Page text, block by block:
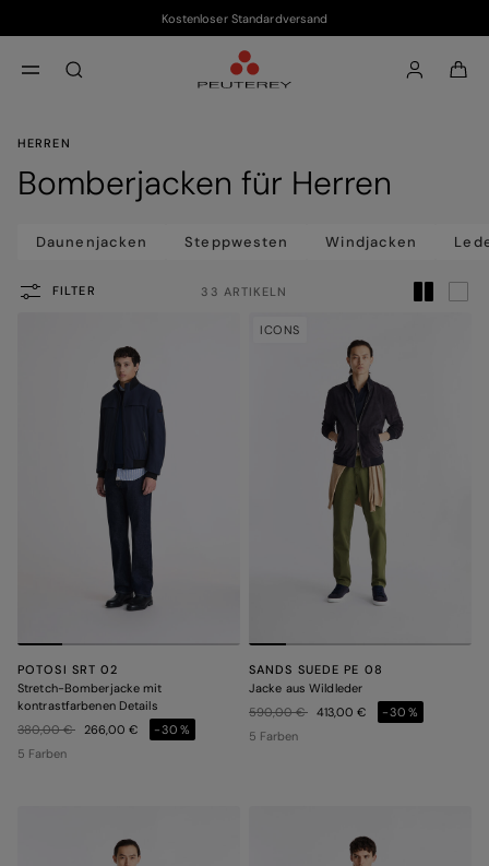
Kostenloser Standardversand
HERREN
Bomberjacken für Herren
Daunenjacken Steppwesten Windjacken
FILTER 33 ARTIKELN
POTOSI SRT 02
Stretch-Bomberjacke mit
kontrastfarbenen Details
Preis reduziert von
380,00 €auf266,00 €
-30%
5 Farben
ICONS
SANDS SUEDE PE 08
Jacke aus Wildleder
Preis reduziert von
590,00 €auf413,00 €
-30%
5 Farben